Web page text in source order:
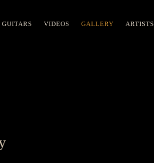
VIDEOS GALLERY ARTISTS